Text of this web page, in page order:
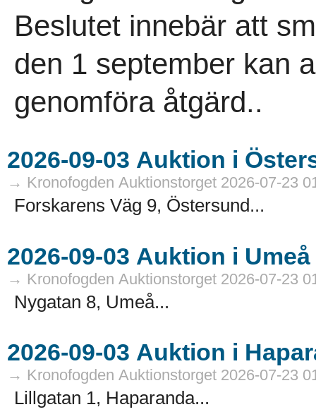
Beslutet innebär att
den 1 september kan
genomföra åtgärd..
→ Kronofogden Auktionstorget 2026-07-23
Forskarens Väg 9, Östersund...
→ Kronofogden Auktionstorget 2026-07-23
Nygatan 8, Umeå...
→ Kronofogden Auktionstorget 2026-07-23
Lillgatan 1, Haparanda...